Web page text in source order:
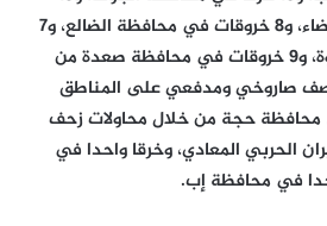
خروقات في محافظة البيضاء، و8 خروقات في محافظة الضالع، و7
خروقات في محافظة شبوة، و9 خروقات في محافظة صعدة من
صاروخي ومدفعي على المناطق
في محافظة حجة من خلال محاولات زحف
الحربي المعادي، وخرقا واحدا في
في محافظة إب.